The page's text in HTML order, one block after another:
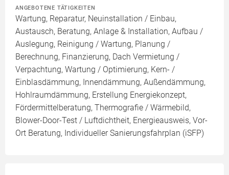
ANGEBOTENE TÄTIGKEITEN
Wartung, Reparatur, Neuinstallation / Einbau,
Austausch, Beratung, Anlage & Installation, Aufbau /
Auslegung, Reinigung / Wartung, Planung /
Berechnung, Finanzierung, Dach Vermietung /
Verpachtung, Wartung / Optimierung, Kern- /
Einblasdämmung, Innendämmung, Außendämmung,
Hohlraumdämmung, Erstellung Energiekonzept,
Fördermittelberatung, Thermografie / Wärmebild,
Blower-Door-Test / Luftdichtheit, Energieausweis, Vor-
Ort Beratung, Individueller Sanierungsfahrplan (iSFP)